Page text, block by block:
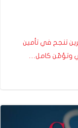
تنجح في تأمين